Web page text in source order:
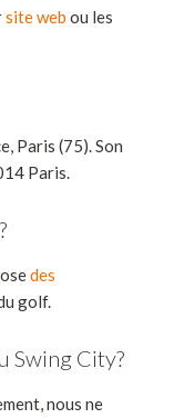
site web ou les
Paris (75). Son
Paris.
des
golf.
Swing City?
nous ne